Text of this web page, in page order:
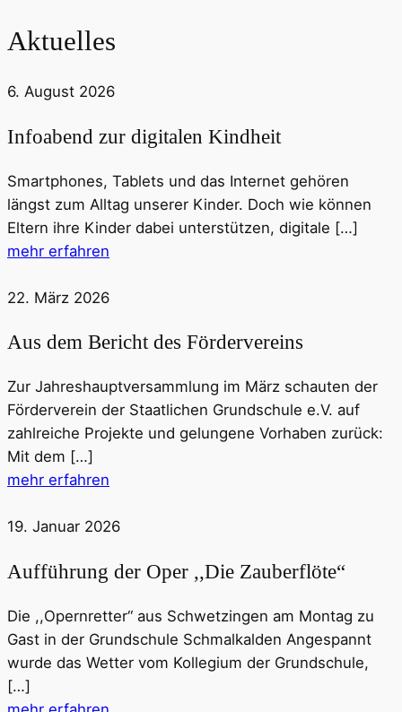
Aktuelles
6. August 2026
Infoabend zur digitalen Kindheit
Smartphones, Tablets und das Internet gehören
längst zum Alltag unserer Kinder. Doch wie können
Eltern ihre Kinder dabei unterstützen, digitale […]
mehr erfahren
22. März 2026
Aus dem Bericht des Fördervereins
Zur Jahreshauptversammlung im März schauten der
Förderverein der Staatlichen Grundschule e.V. auf
zahlreiche Projekte und gelungene Vorhaben zurück:
Mit dem […]
mehr erfahren
19. Januar 2026
Aufführung der Oper ,,Die Zauberflöte“
Die ,,Opernretter“ aus Schwetzingen am Montag zu
Gast in der Grundschule Schmalkalden Angespannt
wurde das Wetter vom Kollegium der Grundschule,
[…]